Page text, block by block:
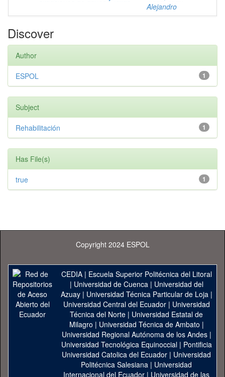
Alejandro
Discover
Author
1
ESPOL
Subject
1
Rehabilitación
Has File(s)
1
true
Copyright 2024 ESPOL
CEDIA| Escuela Superior Politécnica del Litoral
| Universidad de Cuenca| Universidad del
Azuay| Universidad Técnica Particular de Loja|
Universidad Central del Ecuador| Universidad
Técnica del Norte | Universidad Estatal de
Milagro | Universidad Técnica de Ambato |
Universidad Regional Autónoma de los Andes|
Universidad Tecnológica Equinoccial| Pontificia
Universidad Catolica del Ecuador | Universidad
Politécnica Salesiana | Universidad
Internacional del Ecuador | Universidad de las